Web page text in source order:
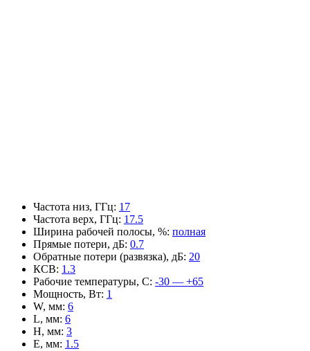
Частота низ, ГГц: 17
Частота верх, ГГц: 17.5
Ширина рабочей полосы, %: полная
Прямые потери, дБ: 0.7
Обратные потери (развязка), дБ: 20
КСВ: 1.3
Рабочие температуры, С: -30 — +65
Мощность, Вт: 1
W, мм: 6
L, мм: 6
H, мм: 3
E, мм: 1.5